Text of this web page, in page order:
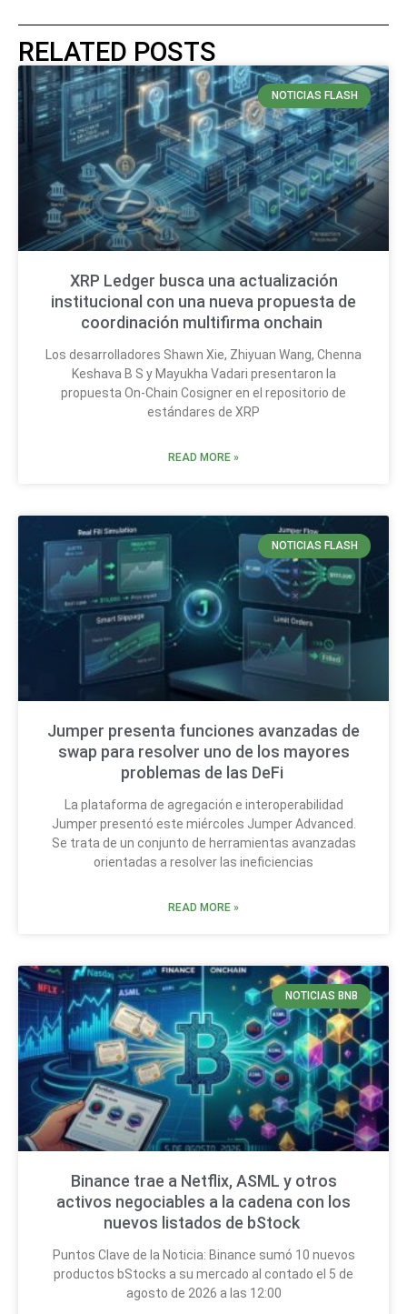
RELATED POSTS
NOTICIAS FLASH
XRP Ledger busca una actualización
institucional con una nueva propuesta de
coordinación multifirma onchain
Los desarrolladores Shawn Xie, Zhiyuan Wang, Chenna
Keshava B S y Mayukha Vadari presentaron la
propuesta On-Chain Cosigner en el repositorio de
estándares de XRP
READ MORE »
NOTICIAS FLASH
Jumper presenta funciones avanzadas de
swap para resolver uno de los mayores
problemas de las DeFi
La plataforma de agregación e interoperabilidad
Jumper presentó este miércoles Jumper Advanced.
Se trata de un conjunto de herramientas avanzadas
orientadas a resolver las ineficiencias
READ MORE »
NOTICIAS BNB
Binance trae a Netflix, ASML y otros
activos negociables a la cadena con los
nuevos listados de bStock
Puntos Clave de la Noticia: Binance sumó 10 nuevos
productos bStocks a su mercado al contado el 5 de
agosto de 2026 a las 12:00